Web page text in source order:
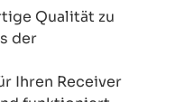
Qualität zu
der
Ihren Receiver